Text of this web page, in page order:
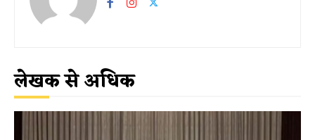
लेखक से अधिक